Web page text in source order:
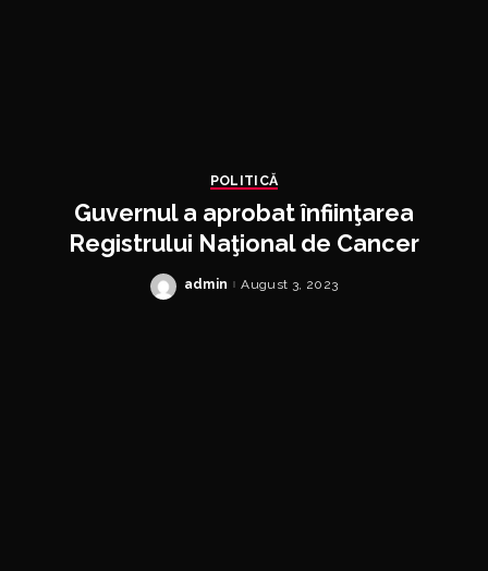
POLITICĂ
Guvernul a aprobat înfiinţarea
Registrului Naţional de Cancer
Posted
admin August 3, 2023